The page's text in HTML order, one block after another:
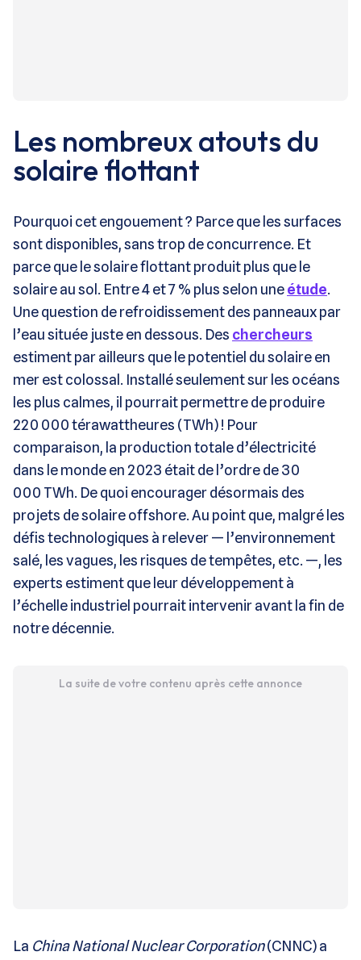
Les nombreux atouts du
solaire flottant
Pourquoi cet engouement ? Parce que les surfaces
sont disponibles, sans trop de concurrence. Et
parce que le solaire flottant produit plus que le
solaire au sol. Entre 4 et 7 % plus selon uneétude.
Une question de refroidissement des panneaux par
l’eau située juste en dessous. Des chercheurs
estiment par ailleurs que le potentiel du solaire en
mer est colossal. Installé seulement sur les océans
les plus calmes, il pourrait permettre de produire
220 000 térawattheures (TWh) ! Pour
comparaison, la production totale d’électricité
dans le monde en 2023 était de l’ordre de 30
000 TWh. De quoi encourager désormais des
projets de solaire offshore. Au point que, malgré les
défis technologiques à relever — l’environnement
salé, les vagues, les risques de tempêtes, etc. —, les
experts estiment que leur développement à
l’échelle industriel pourrait intervenir avant la fin de
notre décennie.
La suite de votre contenu après cette annonce
La China National Nuclear Corporation(CNNC) a